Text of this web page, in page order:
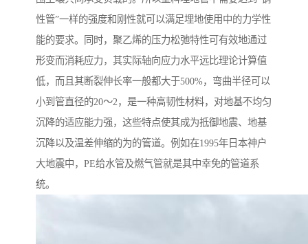
性管”一样的强度和刚性就可以满足埋地使用中的力学性
能的要求。同时，聚乙烯的压力松弛特性可有效地通过
形变而消耗应力，其实际轴向应力水平远比理论计算值
低，而且其断裂伸长率一般都大于500%，弯曲半径可以
小到管直径的20～2，是一种高韧性材料，对地基不均匀
沉降的适应能力强，这些特点使其成为抵御地震、地基
沉降以及温差伸缩的为的管道。例如在1995年日本神户
大地震中，PE给水管及燃气管就是其中幸免的管道系
统。